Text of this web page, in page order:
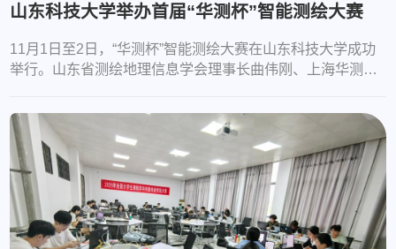
山东科技大学举办首届“华测杯”智能测绘大赛
11月1日至2日，“华测杯”智能测绘大赛在山东科技大学成功
举行。山东省测绘地理信息学会理事长曲伟刚、上海华测导
委、副校长诸葛福民出席开幕式并致辞。开幕式由测绘学院
院长涂锐主持。诸葛福民在致辞中表示，我校测绘学科作为
山东省一流学科建设单位，已形成鲜明特色与突出优势。本
次大赛聚焦“无人船测量”与“SLAM技术”两大前沿方向，既体
现学校对学科趋势的把握，也展...